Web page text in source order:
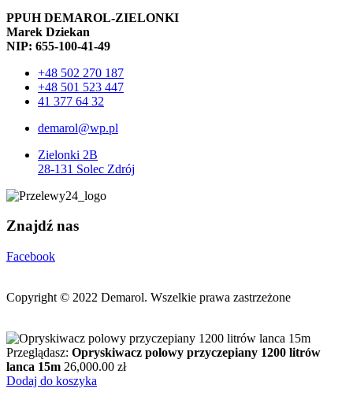
PPUH DEMAROL-ZIELONKI
Marek Dziekan
NIP: 655-100-41-49
+48 502 270 187
+48 501 523 447
41 377 64 32
demarol@wp.pl
Zielonki 2B
28-131 Solec Zdrój
Znajdź nas
Facebook
Copyright © 2022 Demarol. Wszelkie prawa zastrzeżone
Przeglądasz: Opryskiwacz polowy przyczepiany 1200 litrów
lanca 15m 26,000.00 zł
Dodaj do koszyka